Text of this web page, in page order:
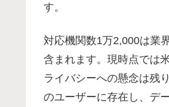
す。
対応機関数1万2,000は業
含まれます。現時点では
ライバシーへの懸念は残
のユーザーに存在し、デ